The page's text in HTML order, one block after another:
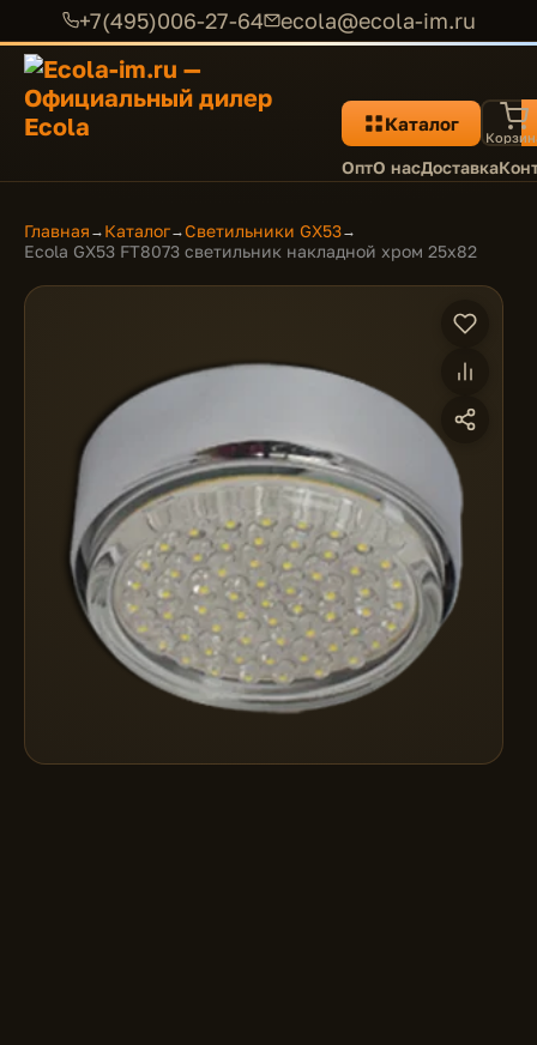
+7(495)006-27-64 ecola@ecola-im.ru
Каталог
ОптО насДоставка
Главная → Каталог→Светильники GX53→
Ecola GX53 FT8073 светильник накладной хром 25x82